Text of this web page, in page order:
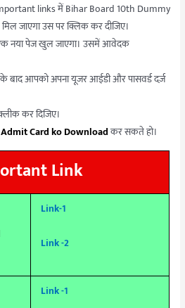
links में Bihar Board 10th Dummy
जाएगा उस पर क्लिक कर दीजिए।
नया पेज खुल जाएगा। उसमें आवेदक
बाद आपको अपना यूजर आईडी और पासवर्ड दर्ज़
कर दिजिए।
Card ko Downloadकर सकते हो।
Link
Link-1
Link -2
Link -1